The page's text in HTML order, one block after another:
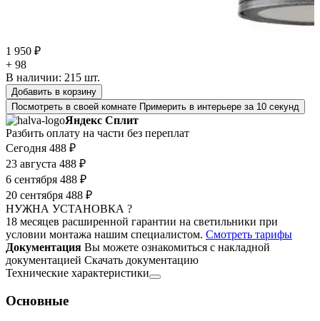
1 950 ₽
+ 98
В наличии: 215 шт.
Добавить в корзину
Посмотреть в своей комнате Примерить в интерьере за 10 секунд
Яндекс Сплит
Разбить оплату на части без переплат
Сегодня 488 ₽
23 августа 488 ₽
6 сентября 488 ₽
20 сентября 488 ₽
НУЖНА УСТАНОВКА ?
18 месяцев расширенной гарантии на светильники при
условии монтажа нашим специалистом. Смотреть тарифы
Документация Вы можете ознакомиться с накладной
документацией Скачать документацию
Технические характеристики
Основные